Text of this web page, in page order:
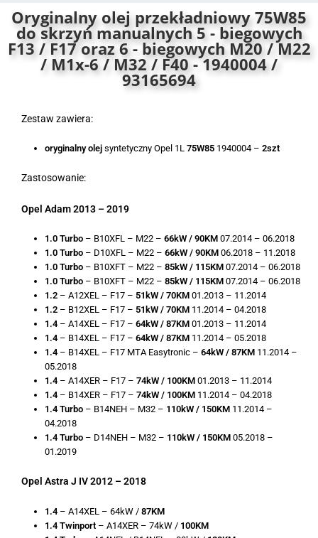
v
e
:
Oryginalny olej przekładniowy 75W85
do skrzyń manualnych 5 - biegowych
F13 / F17 oraz 6 - biegowych M20 / M22
/ M1x-6 / M32 / F40 - 1940004 /
93165694
Zestaw zawiera:
oryginalny olej syntetyczny Opel 1L75W85 1940004 –2szt
Zastosowanie:
Opel Adam 2013 – 2019
1.0 Turbo – B10XFL – M22 –66kW / 90KM 07.2014 – 06.2018
1.0 Turbo – D10XFL – M22 –66kW / 90KM 06.2018 – 11.2018
1.0 Turbo – B10XFT – M22 –85kW / 115KM 07.2014 – 06.2018
1.0 Turbo – B10XFT – M22 –85kW / 115KM 07.2014 – 06.2018
1.2 – A12XEL – F17 –51kW / 70KM 01.2013 – 11.2014
1.2 – B12XEL – F17 –51kW / 70KM 11.2014 – 04.2018
1.4– A14XEL – F17 –64kW / 87KM 01.2013 – 11.2014
1.4– B14XEL – F17 –64kW / 87KM 11.2014 – 05.2018
1.4– B14XEL – F17 MTA Easytronic –64kW / 87KM 11.2014 –
05.2018
1.4– A14XER – F17 –74kW / 100KM 01.2013 – 11.2014
1.4– B14XER – F17 –74kW / 100KM 11.2014 – 04.2018
1.4 Turbo – B14NEH – M32 – 110kW / 150KM 11.2014 –
04.2018
1.4 Turbo – D14NEH – M32 – 110kW / 150KM 05.2018 –
01.2019
Opel Astra J IV 2012 – 2018
1.4– A14XEL – 64kW / 87KM
1.4 Twinport – A14XER – 74kW / 100KM